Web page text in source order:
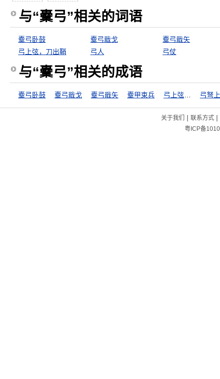
与“櫜弓”相关的词语
櫜弓卧鼓 櫜弓戢戈
櫜弓戢矢
弓上弦，刀出鞘
弓人 弓仗
与“櫜弓”相关的成语
櫜弓卧鼓 櫜弓戢戈 櫜弓戢矢 櫜甲束兵
关于我们 | 联系方式|
粤ICP备